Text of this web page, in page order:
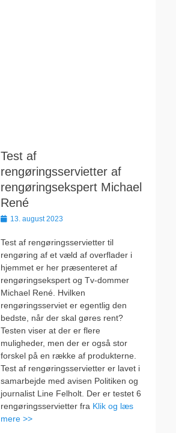
Test af
rengøringsservietter af
rengøringsekspert Michael
René
Udgivet
13. august 2023
Test af rengøringsservietter til
rengøring af et væld af overflader i
hjemmet er her præsenteret af
rengøringsekspert og Tv-dommer
Michael René. Hvilken
rengøringsserviet er egentlig den
bedste, når der skal gøres rent?
Testen viser at der er flere
muligheder, men der er også stor
forskel på en række af produkterne.
Test af rengøringsservietter er lavet i
samarbejde med avisen Politiken og
journalist Line Felholt. Der er testet 6
rengøringsservietter fra Klik og læs
mere >>